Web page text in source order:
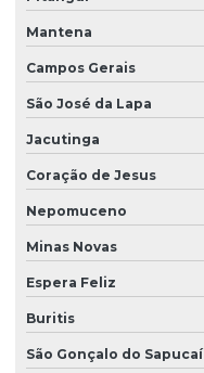
Mantena
Campos Gerais
São José da Lapa
Jacutinga
Coração de Jesus
Nepomuceno
Minas Novas
Espera Feliz
Buritis
São Gonçalo do Sapucaí